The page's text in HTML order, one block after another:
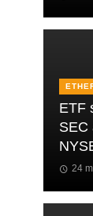
ETF
SEC
24